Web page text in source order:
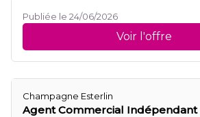
Publiée le 24/06/2026
Voir l'offre
Champagne Esterlin
Agent Commercial Indépendant